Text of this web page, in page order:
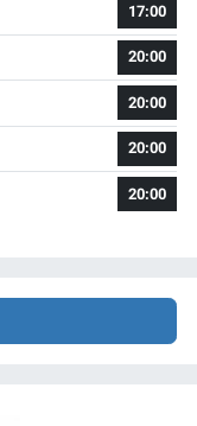
17:00
20:00
20:00
20:00
20:00